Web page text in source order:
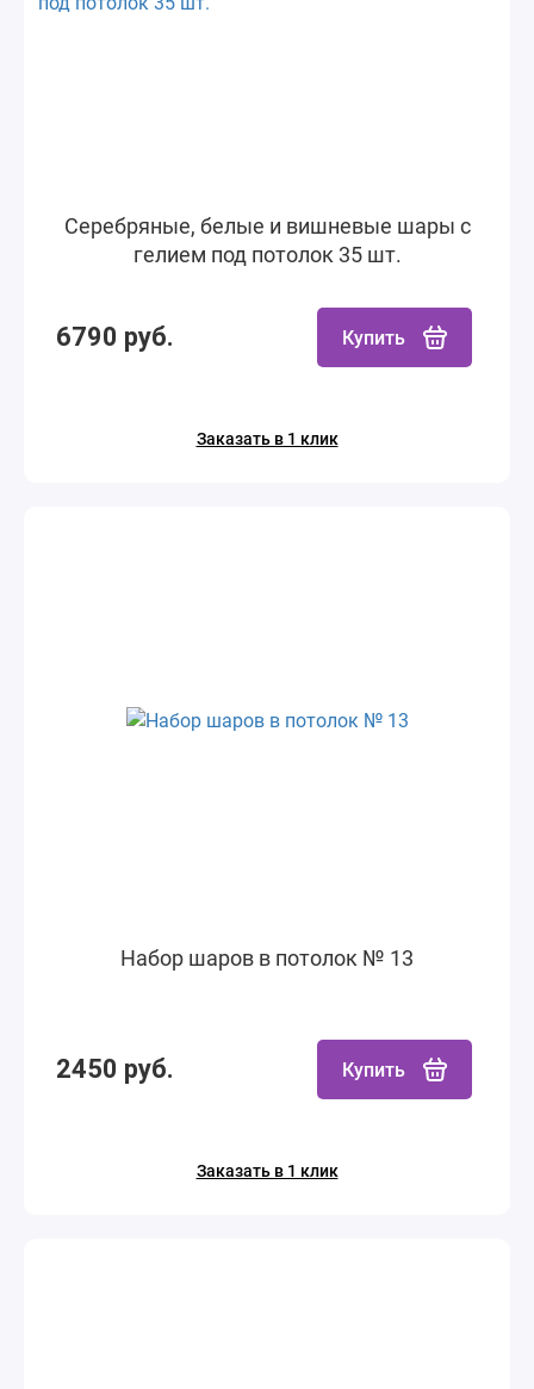
Серебряные, белые и вишневые шары с
гелием под потолок 35 шт.
6790 руб. Купить
Заказать в 1 клик
Набор шаров в потолок № 13
2450 руб. Купить
Заказать в 1 клик